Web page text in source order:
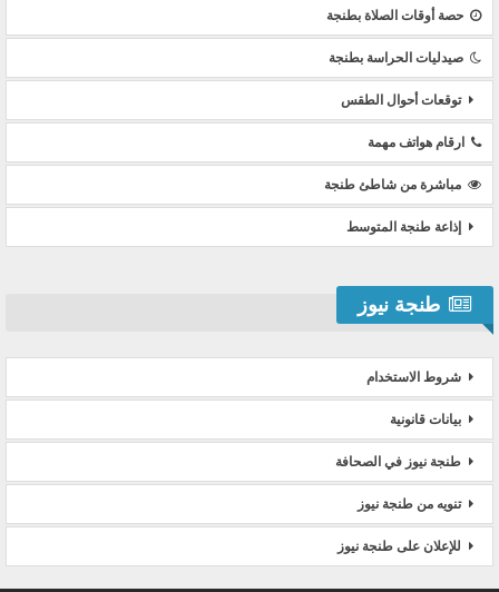
حصة أوقات الصلاة بطنجة
صيدليات الحراسة بطنجة
توقعات أحوال الطقس
ارقام هواتف مهمة
مباشرة من شاطئ طنجة
إذاعة طنجة المتوسط
طنجة نيوز
شروط الاستخدام
بيانات قانونية
طنجة نيوز في الصحافة
تنويه من طنجة نيوز
للإعلان على طنجة نيوز